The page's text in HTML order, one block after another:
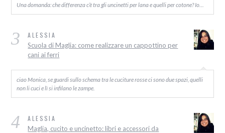
Una domanda: che differenza c’è tra gli uncinetti per lana e quelli per cotone? Io…
3 ALESSIA
Scuola di Maglia: come realizzare un cappottino per
cani ai ferri
ciao Monica, se guardi sullo schema tra le cuciture rosse ci sono due spazi, quelli
non li cuci e lì si infilano le zampe.
4 ALESSIA
Maglia, cucito e uncinetto: libri e accessori da